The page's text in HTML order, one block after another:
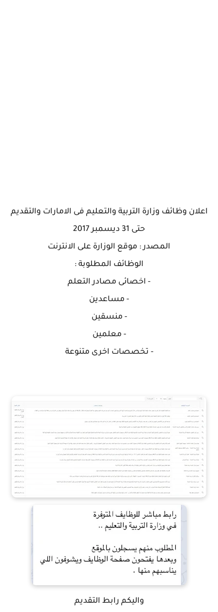
اعلان وظائف وزارة التربية والتعليم فى الامارات والتقديم
حتى 31 ديسمبر 2017
المصدر : موقع الوزارة على الانترنت
الوظائف المطلوبة :
- اخصائى مصادر التعلم
- مساعدين
- منسقين
- معلمين
- تخصصات اخرى متنوعة
واليكم رابط التقديم